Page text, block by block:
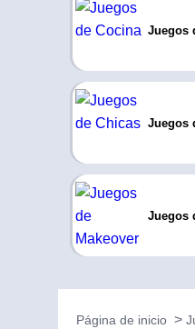
Juegos
Juegos
Juegos
Página de inicio